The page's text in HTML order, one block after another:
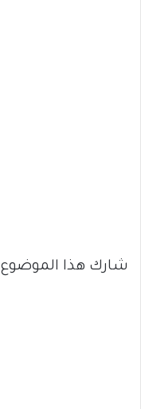
شارك هذا الموضوع